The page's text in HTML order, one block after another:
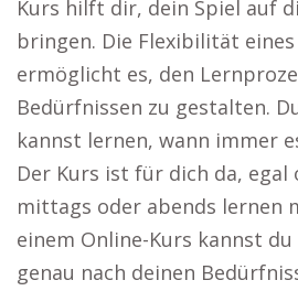
Kurs hilft dir, dein Spiel auf
bringen. Die Flexibilität
ermöglicht es, den
Bedürfnissen zu gestalten.
kannst lernen, wann immer
Der Kurs ist für dich da, egal
mittags oder abends lernen
einem Online-Kurs kannst
genau nach deinen